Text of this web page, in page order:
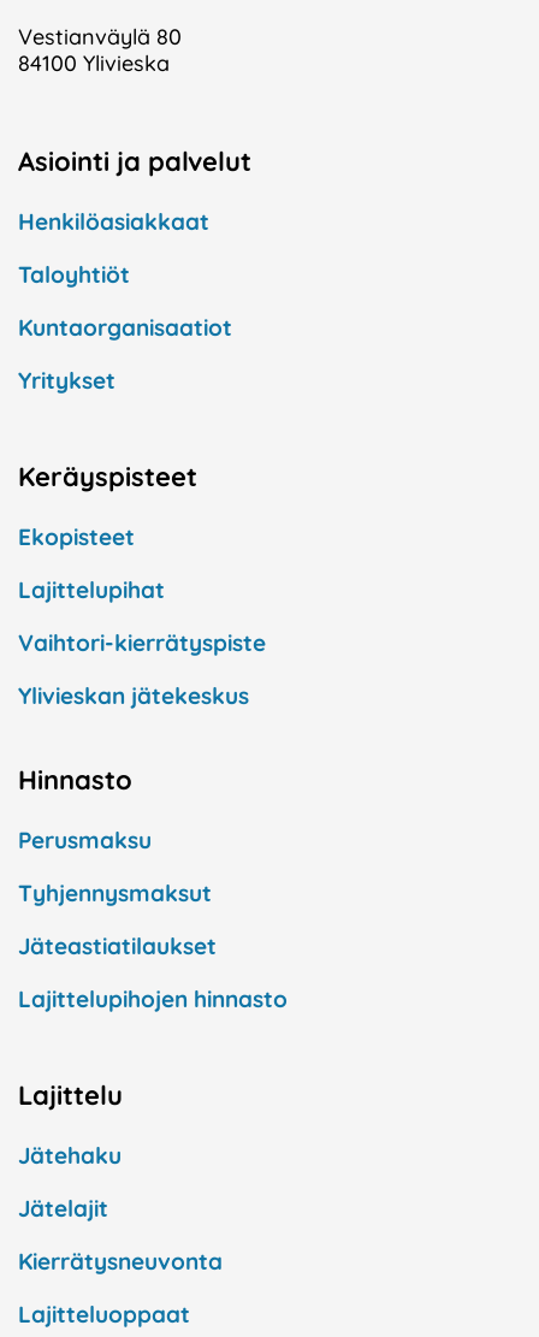
Vestianväylä 80
84100 Ylivieska
Asiointi ja palvelut
Henkilöasiakkaat
Taloyhtiöt
Kuntaorganisaatiot
Yritykset
Keräyspisteet
Ekopisteet
Lajittelupihat
Vaihtori-kierrätyspiste
Ylivieskan jätekeskus
Hinnasto
Perusmaksu
Tyhjennysmaksut
Jäteastiatilaukset
Lajittelupihojen hinnasto
Lajittelu
Jätehaku
Jätelajit
Kierrätysneuvonta
Lajitteluoppaat